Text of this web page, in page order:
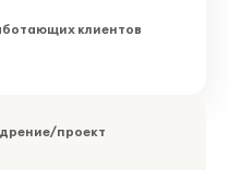
клиентов
проект